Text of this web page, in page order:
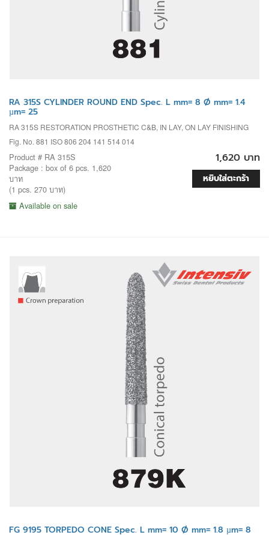
RA 315S CYLINDER ROUND END Spec. L mm= 8 Ø mm= 1.4
µm= 25
RA 315S RESTORATION PROSTHETIC C&B, IN LAY, ON LAY FINISHING
Fig. No. 881 ISO 806 204 141 514 014
Product # RA 315S
Package : box of 6 pcs. 1,620
บาท
(1 pcs. 270 บาท)
Available on sale
1,620 บาท
หยิบใส่ตะกร้า
FG 9195 TORPEDO CONE Spec. L mm= 10 Ø mm= 1.8 µm= 8